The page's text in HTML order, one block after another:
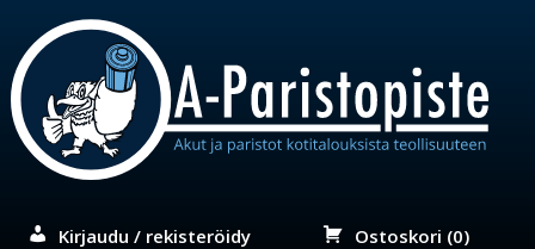
sisältöön
Kirjaudu / rekisteröidy Ostoskori (0)